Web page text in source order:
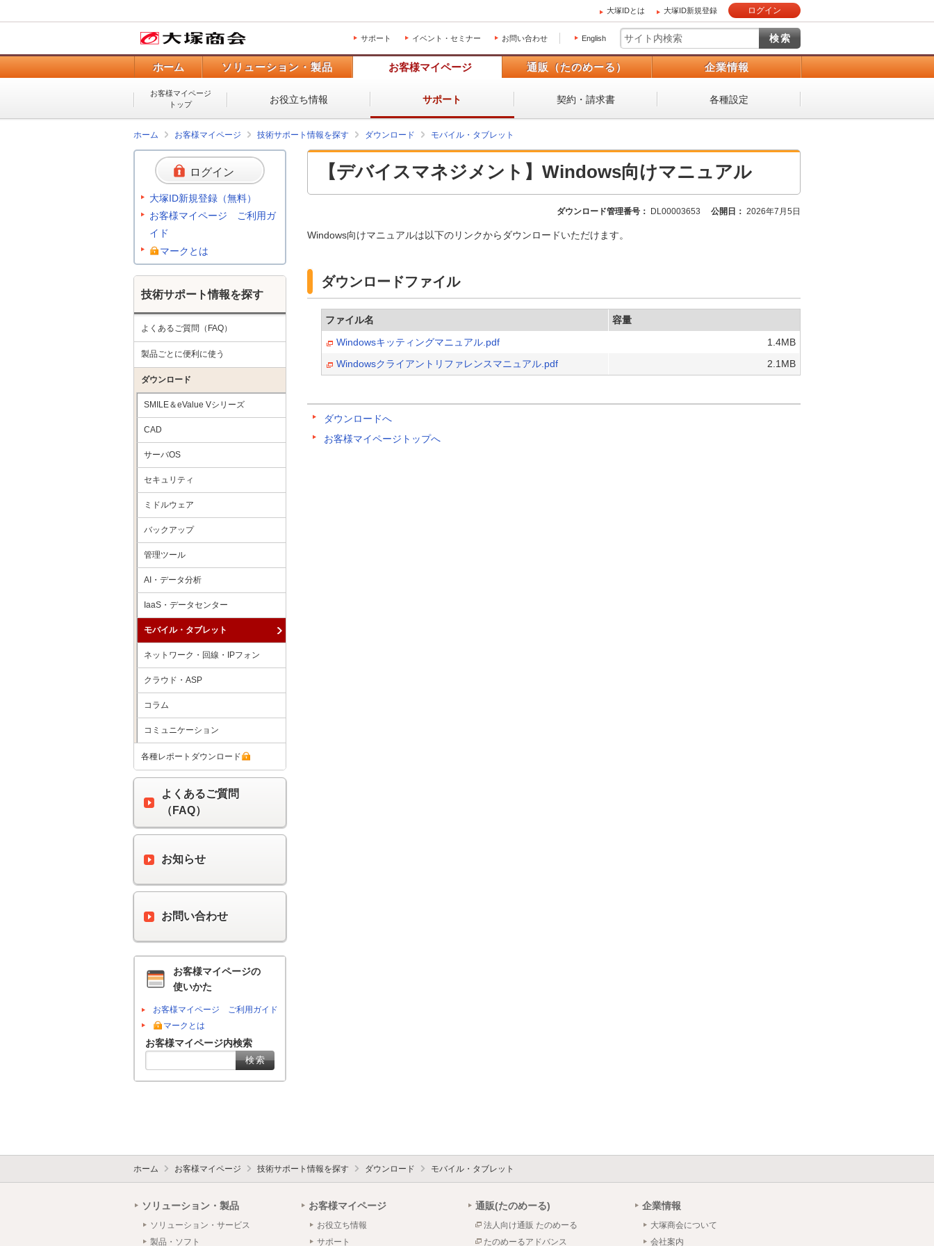
大塚IDとは 大塚ID新規登録 ログイン
サポート イベント・セミナー お問い合わせ English
ホーム ソリューション・製品 お客様マイページ 通販（たのめーる） 企業情報
お客様マイページ
トップ
お役立ち情報 サポート 契約・請求書 各種設定
ホーム お客様マイページ 技術サポート情報を探す ダウンロード モバイル・タブレット
【デバイスマネジメント】Windows向けマニュアル
ダウンロード管理番号： DL00003653 公開日： 2026年7月5日
Windows向けマニュアルは以下のリンクからダウンロードいただけます。
ダウンロードファイル
ファイル名
容量
Windowsキッティングマニュアル.pdf
1.4MB
Windowsクライアントリファレンスマニュアル.pdf
2.1MB
ダウンロードへ
お客様マイページトップへ
ログイン
大塚ID新規登録（無料）
お客様マイページ ご利用ガ
イド
マークとは
技術サポート情報を探す
よくあるご質問（FAQ）
製品ごとに便利に使う
ダウンロード
SMILE＆eValue Vシリーズ
CAD
サーバOS
セキュリティ
ミドルウェア
バックアップ
管理ツール
AI・データ分析
IaaS・データセンター
モバイル・タブレット
ネットワーク・回線・IPフォン
クラウド・ASP
コラム
コミュニケーション
各種レポートダウンロード
よくあるご質問
（FAQ）
お知らせ
お問い合わせ
お客様マイページの
使いかた
お客様マイページ ご利用ガイド
マークとは
お客様マイページ内検索
ホーム お客様マイページ 技術サポート情報を探す ダウンロード モバイル・タブレット
ソリューション・製品
ソリューション・サービス
製品・ソフト
お客様マイページ
お役立ち情報
サポート
通販(たのめーる)
法人向け通販 たのめーる
たのめーるアドバンス
企業情報
大塚商会について
会社案内